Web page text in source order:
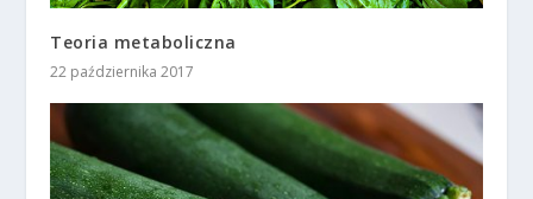
Teoria metaboliczna
22 października 2017